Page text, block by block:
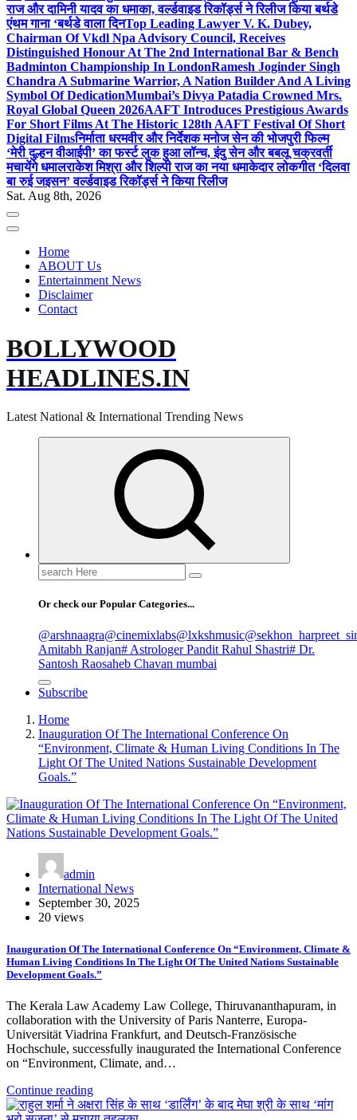
राज और दामिनी यादव का धमाका, वर्ल्डवाइड रिकॉर्ड्स ने रिलीज किया बर्थडे
एंथम गाना ‘बर्थडे वाला दिनTop Leading Lawyer V. K. Dubey,
Chairman Of Vkdl Npa Advisory Council, Receives
Distinguished Honour At The 2nd International Bar & Bench
Badminton Championship In LondonRamesh Joginder Singh
Chandra A Submarine Warrior, A Nation Builder And A Living
Symbol Of DedicationMumbai’s Divya Patadia Crowned Mrs.
Royal Global Queen 2026AAFT Introduces Prestigious Awards
For Short Films At The Historic 128th AAFT Festival Of Short
Digital Filmsनिर्माता धरमवीर और निर्देशक मनोज सेन की भोजपुरी फिल्म
‘मेरी दुल्हन वीआईपी’ का फर्स्ट लुक हुआ लॉन्च, इंदु सेन और बबलू चक्रवर्ती
मचायेंगे धमालराकेश मिश्रा और शिल्पी राज का नया धमाकेदार लोकगीत ‘दिलवा
बा रुई जइसन’ वर्ल्डवाइड रिकॉर्ड्स ने किया रिलीज
Sat. Aug 8th, 2026
Home
ABOUT Us
Entertainment News
Disclaimer
Contact
BOLLYWOOD
HEADLINES.IN
Latest National & International Trending News
Search
for:
Or check our Popular Categories...
@arshnaagra@cinemixlabs@lxkshmusic
Amitabh Ranjan# Astrologer Pandit Rahul Shastri# Dr.
Santosh Raosaheb Chavan mumbai
Subscribe
Home
Inauguration Of The International Conference On
“Environment, Climate & Human Living Conditions In The
Light Of The United Nations Sustainable Development
Goals.”
admin
International News
September 30, 2025
20 views
Inauguration Of The International Conference On “Environment, Climate &
Human Living Conditions In The Light Of The United Nations Sustainable
Development Goals.”
The Kerala Law Academy Law College, Thiruvananthapuram, in
collaboration with the University of Paris Nanterre, Europa-
Universität Viadrina Frankfurt, and Deutsch-Französische
Hochschule, successfully inaugurated the International Conference
on “Environment, Climate, and…
Continue reading